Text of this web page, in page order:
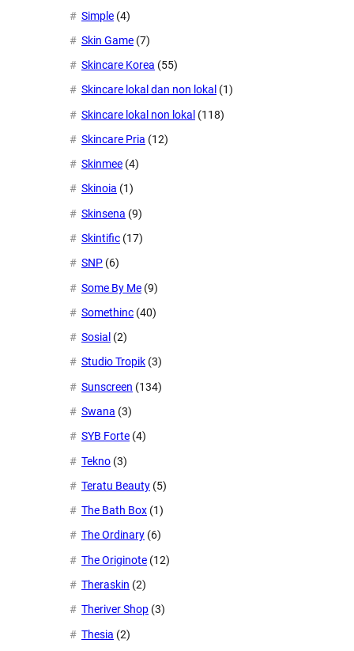
Simple (4)
Skin Game (7)
Skincare Korea (55)
Skincare lokal dan non lokal (1)
Skincare lokal non lokal (118)
Skincare Pria (12)
Skinmee (4)
Skinoia (1)
Skinsena (9)
Skintific (17)
SNP (6)
Some By Me (9)
Somethinc (40)
Sosial (2)
Studio Tropik (3)
Sunscreen (134)
Swana (3)
SYB Forte (4)
Tekno (3)
Teratu Beauty (5)
The Bath Box (1)
The Ordinary (6)
The Originote (12)
Theraskin (2)
Theriver Shop (3)
Thesia (2)